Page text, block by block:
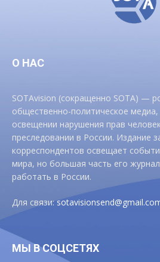
О НАС
SOTAvision (сокращенно SOTA) —
общественно-политическое
освещении нарушения прав
преследовании в России. Издание
корреспондентов освещает
мира, но большая часть его
работать в России.
Для связи:
МЫ В СОЦСЕТЯХ